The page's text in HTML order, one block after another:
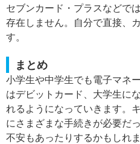
セブンカード・プラスなどで
存在しません。自分で直接、
す。
まとめ
小学生や中学生でも電子マネ
はデビットカード、大学生に
れるようになっていきます。
にさまざまな手続きが必要だ
不安もあったりするかもしれ